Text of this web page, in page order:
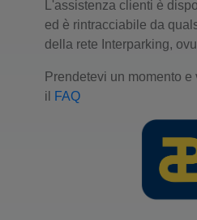
L'assistenza clienti è
ed è rintracciabile da
della rete Interparking,
Prendetevi un momento
il
FAQ